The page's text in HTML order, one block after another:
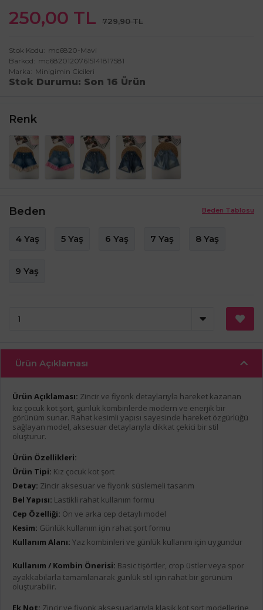
250,00 TL 729,90 TL
Stok Kodu
mc6820-Mavi
Barkod
mc68201207615141817581
Marka
Minigimin Cicileri
Stok Durumu Son 16 Ürün
Renk
Beden Tablosu
Beden
4 Yaş 5 Yaş 6 Yaş 7 Yaş 8 Yaş
9 Yaş
Ürün Açıklaması
Ürün Açıklaması: Zincir ve fiyonk detaylarıyla hareket kazanan
kız çocuk kot şort, günlük kombinlerde modern ve enerjik bir
görünüm sunar. Rahat kesimli yapısı sayesinde hareket özgürlüğü
sağlayan model, aksesuar detaylarıyla dikkat çekici bir stil
oluşturur.
Ürün Özellikleri:
Ürün Tipi: Kız çocuk kot şort
Detay: Zincir aksesuar ve fiyonk süslemeli tasarım
Bel Yapısı: Lastikli rahat kullanım formu
Cep Özelliği: Ön ve arka cep detaylı model
Kesim: Günlük kullanım için rahat şort formu
Kullanım Alanı: Yaz kombinleri ve günlük kullanım için uygundur
Kullanım / Kombin Önerisi: Basic tişörtler, crop üstler veya spor
ayakkabılarla tamamlanarak günlük stil için rahat bir görünüm
oluşturabilir.
Ek Not: Zincir ve fiyonk aksesuarlarıyla klasik kot şort modellerine